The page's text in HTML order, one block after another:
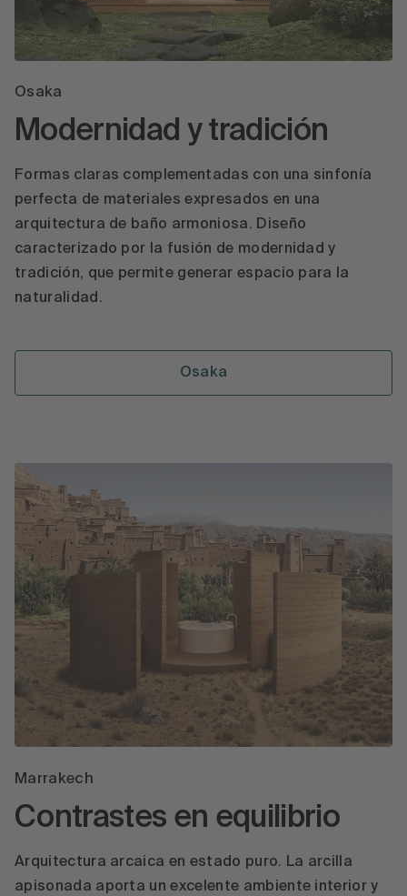
Osaka
Modernidad y tradición
Formas claras complementadas con una sinfonía
perfecta de materiales expresados en una
arquitectura de baño armoniosa. Diseño
caracterizado por la fusión de modernidad y
tradición, que permite generar espacio para la
naturalidad.
Osaka
Marrakech
Contrastes en equilibrio
Arquitectura arcaica en estado puro. La arcilla
apisonada aporta un excelente ambiente interior y